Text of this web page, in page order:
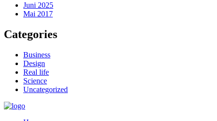
Juni 2025
Mai 2017
Categories
Business
Design
Real life
Science
Uncategorized